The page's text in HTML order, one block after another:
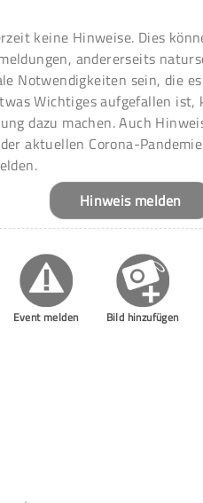
keine Hinweise. Dies
andererseits
Notwendigkeiten sein, die
Wichtiges aufgefallen ist,
dazu machen. Auch
aktuellen Corona-
Hinweis melden
Event melden Bild hinzufügen